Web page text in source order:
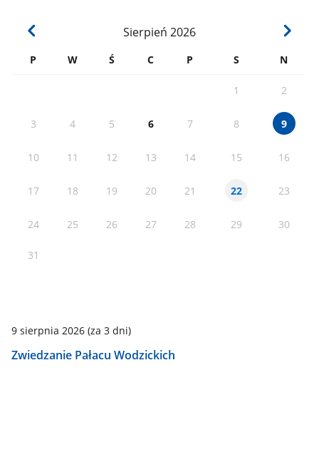
Sierpień 2026
P W Ś C P S N
1 2
3 4 5 6 7 8 9
10 11 12 13 14 15 16
17 18 19 20 21 22 23
24 25 26 27 28 29 30
31
9 sierpnia 2026(za 3 dni)
Zwiedzanie Pałacu Wodzickich